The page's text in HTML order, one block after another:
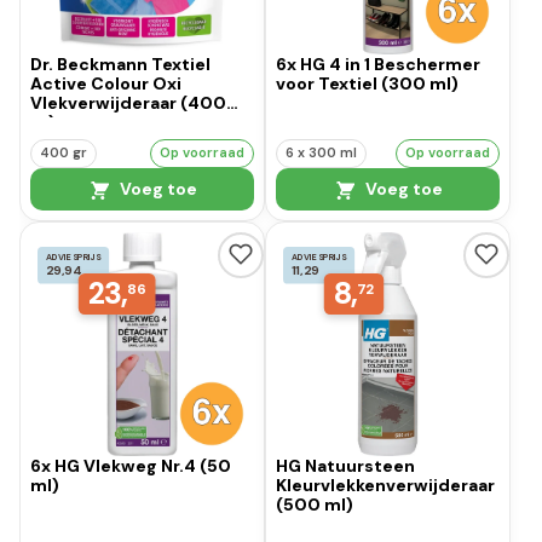
Dr. Beckmann Textiel
Active Colour Oxi
Vlekverwijderaar (400
gr)
400 gr Op voorraad
Voeg toe
6x HG 4 in 1 Beschermer
voor Textiel (300 ml)
6 x 300 ml Op voorraad
Voeg toe
ADVIESPRIJS
29,94
23,86
6x HG Vlekweg Nr.4 (50
ml)
ADVIESPRIJS
11,29
8,72
HG Natuursteen
Kleurvlekkenverwijderaar
(500 ml)